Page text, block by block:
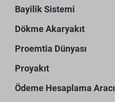
Bayilik Sistemi
Dökme Akaryakıt
Proemtia Dünyası
Proyakıt
Ödeme Hesaplama Aracı